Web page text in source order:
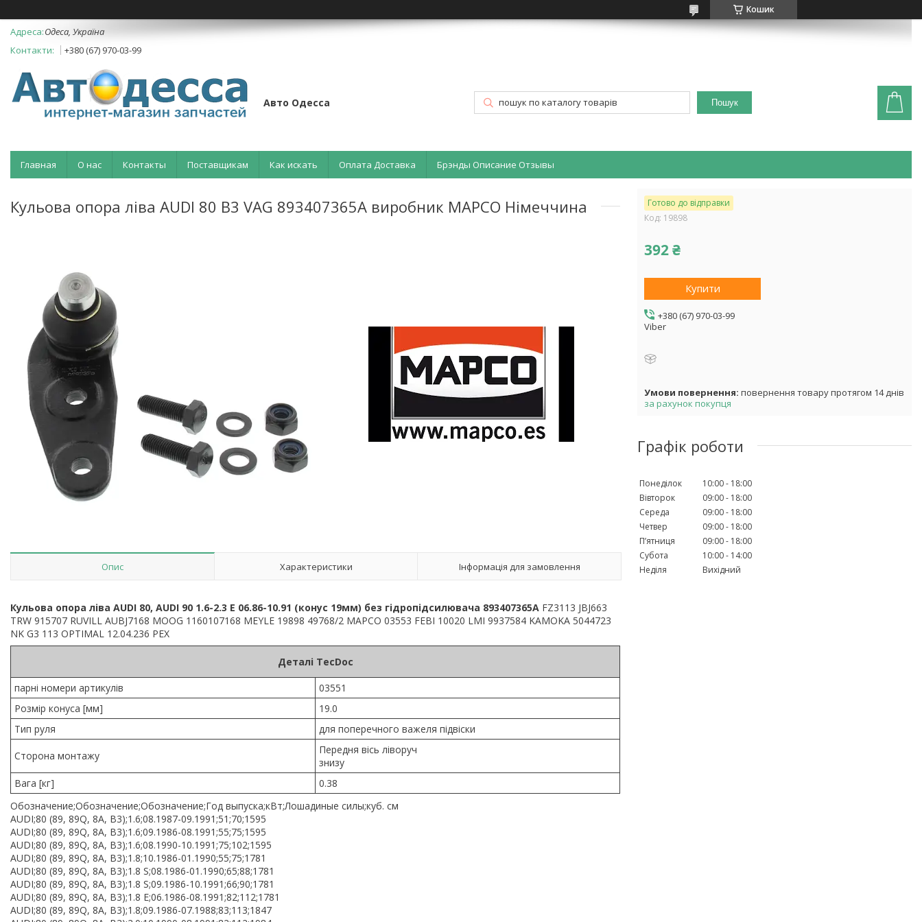
Кошик
Одеса, Україна
+380 (67) 970-03-99
Авто Одесса Пошук
Главная О нас Контакты Поставщикам Как искать Оплата Доставка Брэнды Описание Отзывы
Кульова опора ліва AUDI 80 B3 VAG 893407365A виробник MAPCO Німеччина
Опис Характеристики Інформація для замовлення
Кульова опора ліва AUDI 80, AUDI 90 1.6-2.3 E 06.86-10.91 (конус 19мм) без гідропідсилювача 893407365A FZ3113 JBJ663
TRW 915707 RUVILL AUBJ7168 MOOG 1160107168 MEYLE 19898 49768/2 MAPCO 03553 FEBI 10020 LMI 9937584 KAMOKA 5044723
NK G3 113 OPTIMAL 12.04.236 PEX
Деталі TecDoc
парні номери артикулів
03551
Розмір конуса [мм]
19.0
Тип руля
для поперечного важеля підвіски
Сторона монтажу
Передня вісь ліворуч
знизу
Вага [кг]
0.38
Обозначение;Обозначение;Обозначение;Год выпуска;кВт;Лошадиные силы;куб. см
AUDI;80 (89, 89Q, 8A, B3);1.6;08.1987-09.1991;51;70;1595
AUDI;80 (89, 89Q, 8A, B3);1.6;09.1986-08.1991;55;75;1595
AUDI;80 (89, 89Q, 8A, B3);1.6;08.1990-10.1991;75;102;1595
AUDI;80 (89, 89Q, 8A, B3);1.8;10.1986-01.1990;55;75;1781
AUDI;80 (89, 89Q, 8A, B3);1.8 S;08.1986-01.1990;65;88;1781
AUDI;80 (89, 89Q, 8A, B3);1.8 S;09.1986-10.1991;66;90;1781
AUDI;80 (89, 89Q, 8A, B3);1.8 E;06.1986-08.1991;82;112;1781
AUDI;80 (89, 89Q, 8A, B3);1.8;09.1986-07.1988;83;113;1847
Готово до відправки
Код: 19898
392 ₴
Купити
+380 (67) 970-03-99
Viber
повернення товару протягом 14 днів
за рахунок покупця
Графік роботи
Понеділок 10:00
18:00
Вівторок
09:00
18:00
Середа
09:00
18:00
Четвер
09:00
18:00
Пʼятниця
09:00
18:00
Субота
10:00
14:00
Неділя
Вихідний